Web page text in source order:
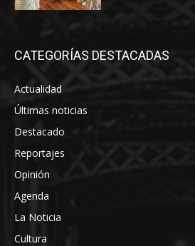
CATEGORÍAS DESTACADAS
Actualidad
Últimas noticias
Destacado
Reportajes
Opinión
Agenda
La Noticia
Cultura